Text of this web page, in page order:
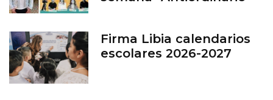
Firma Libia calendarios
escolares 2026-2027